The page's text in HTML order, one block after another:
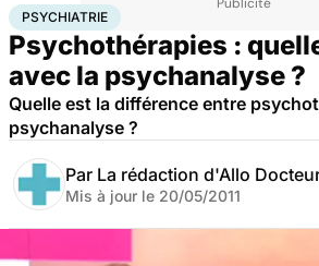
AccueilBien-être Psychiatrie
PSYCHIATRIE
Psychothérapies :
avec la psychanalyse ?
Quelle est la différence entre
psychanalyse ?
Par La rédaction d'Allo
Mis à jour le 20/05/2011